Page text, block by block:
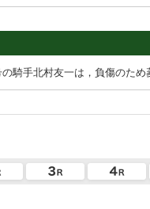
騎手北村友一は，負傷のため